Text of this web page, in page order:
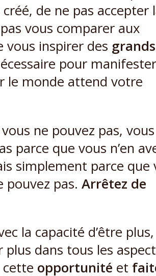
de ne pas accepter
vous comparer aux
vous inspirer des grands
pour manifester
le monde attend votre
ne pouvez pas,
parce que vous n’en
simplement parce que
pouvez pas. Arrêtez de
la capacité d’être
plus dans tous les
cette opportunité et